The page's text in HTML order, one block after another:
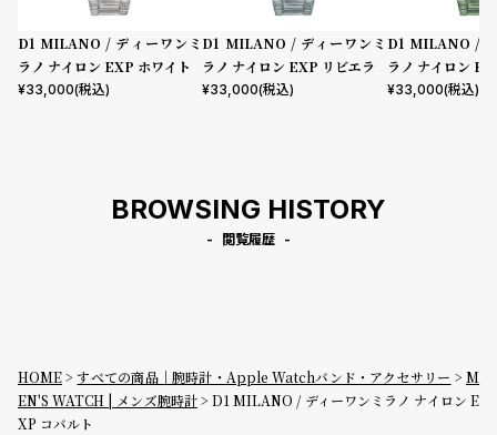
D1 MILANO / ディーワンミ
ラノ ナイロン EXP ホワイト
¥33,000(税込)
D1 MILANO / ディーワンミ
ラノ ナイロン EXP リビエラ
¥33,000(税込)
D1 MILANO /
ラノ ナイロン
¥33,000(税込)
BROWSING HISTORY
閲覧履歴
HOME すべての商品｜腕時計・Apple Watchバンド・アクセサリー
M
EN'S WATCH | メンズ腕時計
D1 MILANO / ディーワンミラノ ナイロン E
XP コバルト